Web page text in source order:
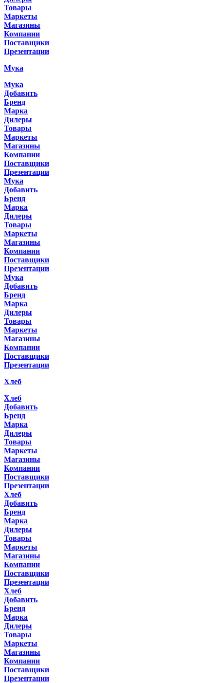
Товары
Маркеты
Магазины
Компании
Поставщики
Презентации
Мука
Мука
Добавить
Бренд
Марка
Дилеры
Товары
Маркеты
Магазины
Компании
Поставщики
Презентации
Мука
Добавить
Бренд
Марка
Дилеры
Товары
Маркеты
Магазины
Компании
Поставщики
Презентации
Мука
Добавить
Бренд
Марка
Дилеры
Товары
Маркеты
Магазины
Компании
Поставщики
Презентации
Хлеб
Хлеб
Добавить
Бренд
Марка
Дилеры
Товары
Маркеты
Магазины
Компании
Поставщики
Презентации
Хлеб
Добавить
Бренд
Марка
Дилеры
Товары
Маркеты
Магазины
Компании
Поставщики
Презентации
Хлеб
Добавить
Бренд
Марка
Дилеры
Товары
Маркеты
Магазины
Компании
Поставщики
Презентации